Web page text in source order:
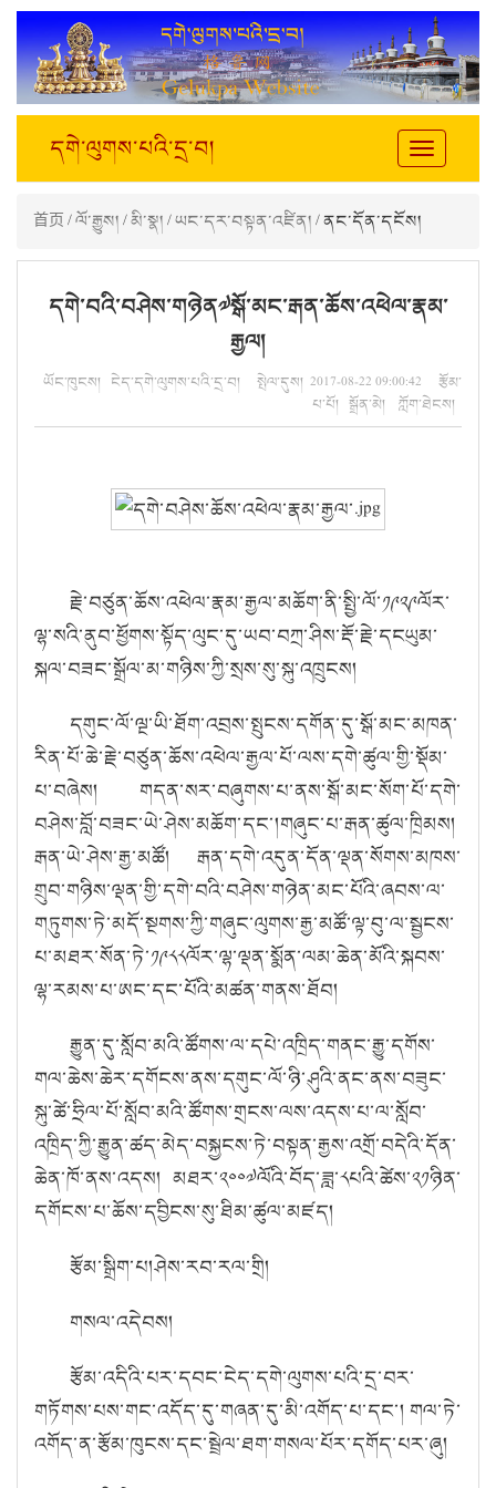
Toggle
navigation
དགེ་ལུགས་པའི་དྲ་བ།
首页/ལོ་རྒྱུས།/མི་སྣ།/ཡང་དར་བསྟན་འཛིན།/ ནང་དོན་དངོས།
དགེ་བའི་བཤེས་གཉེན༧སྒོ་མང་རྒན་ཆོས་འཕེལ་རྣམ་
རྒྱལ།
ཡོང་ཁུངས། ངེད་དགེ་ལུགས་པའི་དྲ་བ། སྤེལ་དུས། 2017-08-22 09:00:42 རྩོམ་
པ་པོ། སྒྲོན་མེ། ཀློག་ཐེངས།
རྗེ་བཙུན་ཆོས་འཕེལ་རྣམ་རྒྱལ་མཆོག་ནི་སྤྱི་ལོ་༡༩༢༩ལོར་
ལྷ་སའི་ནུབ་ཕྱོགས་སྟོད་ལུང་དུ་ཡབ་བཀྲ་ཤིས་རྡོ་རྗེ་དངཡུམ་
སྐལ་བཟང་སྒྲོལ་མ་གཉིས་ཀྱི་སྲས་སུ་སྐུ་འཁྲུངས།
དགུང་ལོ་ལྔ་ཡི་ཐོག་འབྲས་སྤུངས་དགོན་དུ་སྒོ་མང་མཁན་
རིན་པོ་ཆེ་རྗེ་བཙུན་ཆོས་འཕེལ་རྒྱལ་པོ་ལས་དགེ་ཚུལ་གྱི་སྡོམ་
པ་བཞེས། གདན་སར་བཞུགས་པ་ནས་སྒོ་མང་སོག་པོ་དགེ་
བཤེས་བློ་བཟང་ཡེ་ཤེས་མཆོག་དང་།གཞུང་པ་རྒན་ཚུལ་ཁྲིམས།
རྒན་ཡེ་ཤེས་རྒྱ་མཚོ། རྒན་དགེ་འདུན་དོན་ལྡན་སོགས་མཁས་
གྲུབ་གཉིས་ལྡན་གྱི་དགེ་བའི་བཤེས་གཉེན་མང་པོའི་ཞབས་ལ་
གཏུགས་ཏེ་མདོ་སྔགས་ཀྱི་གཞུང་ལུགས་རྒྱ་མཚོ་ལྟ་བུ་ལ་སྦྱངས་
པ་མཐར་སོན་ཏེ་༡༩༨༨ལོར་ལྷ་ལྡན་སྨོན་ལམ་ཆེན་མོའི་སྐབས་
ལྷ་རམས་པ་ཨང་དང་པོའི་མཚན་གནས་ཐོབ།
རྒྱུན་དུ་སློབ་མའི་ཚོགས་ལ་དཔེ་འཁྲིད་གནང་རྒྱུ་དགོས་
གལ་ཆེས་ཆེར་དགོངས་ནས་དགུང་ལོ་ཉི་ཤུའི་ནང་ནས་བཟུང་
སྐུ་ཚེ་ཧྲིལ་པོ་སློབ་མའི་ཚོགས་གྲངས་ལས་འདས་པ་ལ་སློབ་
འཁྲིད་ཀྱི་རྒྱུན་ཚད་མེད་བསྐྱངས་ཏེ་བསྟན་རྒྱས་འགྲོ་བདེའི་དོན་
ཆེན་ཁོ་ནས་འདས། མཐར་༢༠༠༧ལོའི་བོད་ཟླ་༨པའི་ཚེས་༢༡ཉིན་
དགོངས་པ་ཆོས་དབྱིངས་སུ་ཐིམ་ཚུལ་མཛད།
རྩོམ་སྒྲིག་པ།ཤེས་རབ་རལ་གྲི།
གསལ་འདེབས།
རྩོམ་འདིའི་པར་དབང་ངེད་དགེ་ལུགས་པའི་དྲ་བར་
གཏོགས་པས་གང་འདོད་དུ་གཞན་དུ་མི་འགོད་པ་དང་། གལ་ཏེ་
འགོད་ན་རྩོམ་ཁུངས་དང་སྦྲེལ་ཐག་གསལ་པོར་དགོད་པར་ཞུ།